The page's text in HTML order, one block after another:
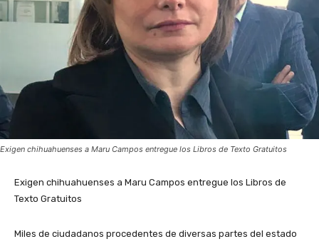
Exigen chihuahuenses a Maru Campos entregue los Libros de Texto Gratuitos
Exigen chihuahuenses a Maru Campos entregue los Libros de
Texto Gratuitos
Miles de ciudadanos procedentes de diversas partes del estado